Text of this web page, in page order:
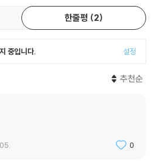
를 통하여 그분을 경험하는 데로 사람들을
것을 통해 하나님을 경험한다. 이것은 신
일상을 거룩하게 하며 하늘과 땅 사이의
교리나 더 분명한 신학이 아니라 혼란스
서
험이 없다면 사도적 리더십은 없을 것이
선교적 교회 운동의 여러 모델과 사례들
여 제시되는 새로운 교회의 패러다임
수록한 개정판 본문
우리가 구체화하고 있는 많은 개념의 출
정판을 환영한다. 그리고 새로운 통찰을
R. Lidner 석좌교수, Prodigal Christianity
속 신학적 파편이다. 그러나 이는 거룩한
적으로 나는 이 개정판의 출간에 깊이 감
한줄평 2
중입니다. 설정
추천순
0